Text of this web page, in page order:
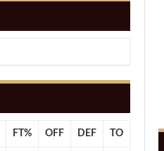
FT% OFF DEF TO